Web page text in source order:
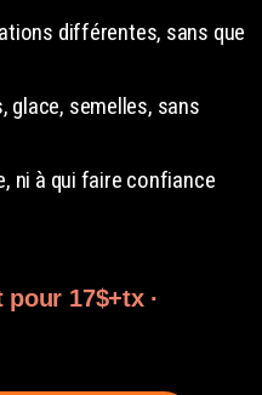
différentes, sans que
glace, semelles, sans
ni à qui faire confiance
17$+tx ·